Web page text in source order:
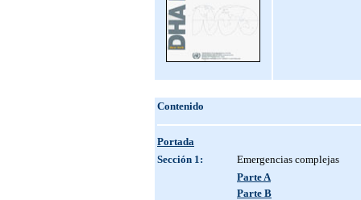
Contenido
Portada
Sección 1:
Emergencias complejas
Parte A
Parte B